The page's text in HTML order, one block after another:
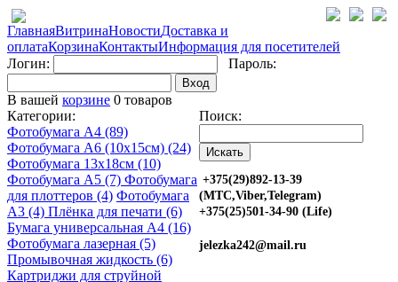
ГлавнаяВитринаНовостиДоставка и
оплатаКорзинаКонтактыИнформация для посетителей
Логин:
Пароль:
Вход
В вашей корзине 0 товаров
Категории:
Фотобумага A4 (89)
Фотобумага A6 (10х15см) (24)
Фотобумага 13х18см (10)
Фотобумага A5 (7) Фотобумага
для плоттеров (4) Фотобумага
A3 (4) Плёнка для печати (6)
Бумага универсальная A4 (16)
Фотобумага лазерная (5)
Промывочная жидкость (6)
Картриджи для струйной
Поиск:
+375(29)892-13-39
(МТС,Viber,Telegram)
+375(25)501-34-90 (Life)
jelezka242@mail.ru